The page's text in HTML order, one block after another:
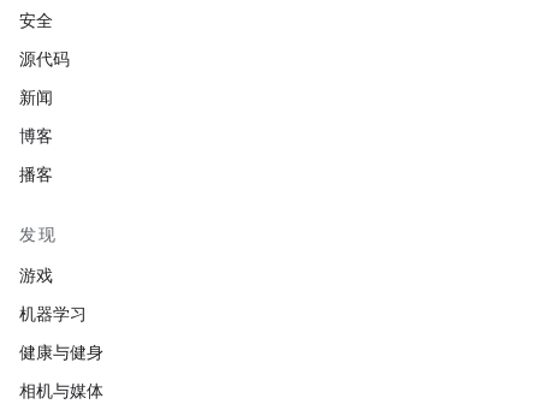
安全
源代码
新闻
博客
播客
发现
游戏
机器学习
健康与健身
相机与媒体